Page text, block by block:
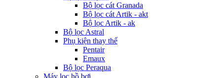
Bộ lọc cát Granada
Bộ lọc cát Artik - akt
Bộ lọc Artik - ak
Bộ lọc Astral
Phụ kiện thay thế
Pentair
Emaux
Bộ lọc Peraqua
Máy lọc hồ bơi